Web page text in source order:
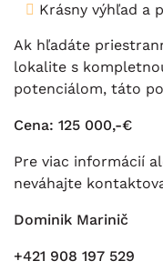
Krásny výhľad a
Ak hľadáte
lokalite s
potenciálom, táto
Cena: 125 000,-€
Pre viac informácií
neváhajte
Dominik Marinič
+421 908 197 529